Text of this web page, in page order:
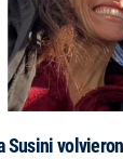
Susini